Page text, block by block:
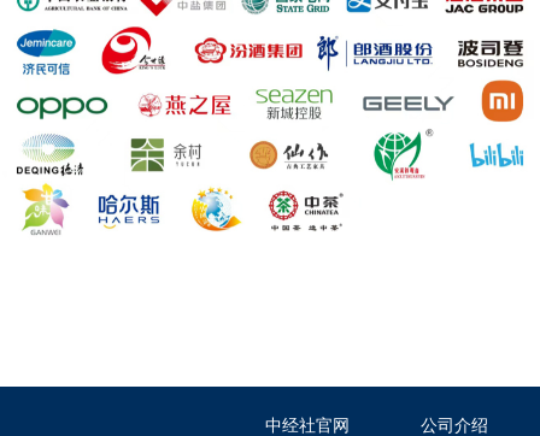
中经社官网 公司介绍